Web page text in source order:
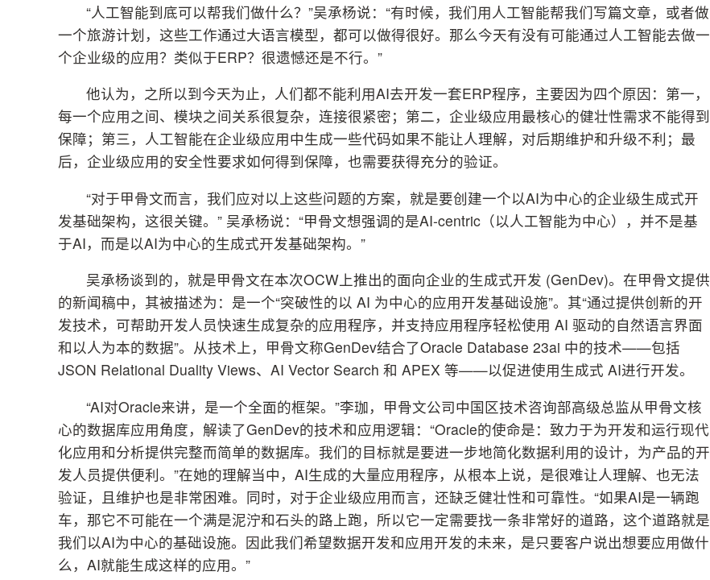
“人工智能到底可以帮我们做什么？”吴承杨说：“有时候，我们用人工智能帮我们写篇文章，或者做
一个旅游计划，这些工作通过大语言模型，都可以做得很好。那么今天有没有可能通过人工智能去做一
个企业级的应用？类似于ERP？很遗憾还是不行。”
他认为，之所以到今天为止，人们都不能利用AI去开发一套ERP程序，主要因为四个原因：第一，
每一个应用之间、模块之间关系很复杂，连接很紧密；第二，企业级应用最核心的健壮性需求不能得到
保障；第三，人工智能在企业级应用中生成一些代码如果不能让人理解，对后期维护和升级不利；最
后，企业级应用的安全性要求如何得到保障，也需要获得充分的验证。
“对于甲骨文而言，我们应对以上这些问题的方案，就是要创建一个以AI为中心的企业级生成式开
发基础架构，这很关键。” 吴承杨说：“甲骨文想强调的是AI-centric（以人工智能为中心），并不是基
于AI，而是以AI为中心的生成式开发基础架构。”
吴承杨谈到的，就是甲骨文在本次OCW上推出的面向企业的生成式开发 (GenDev)。在甲骨文提供
的新闻稿中，其被描述为：是一个“突破性的以 AI 为中心的应用开发基础设施”。其“通过提供创新的开
发技术，可帮助开发人员快速生成复杂的应用程序，并支持应用程序轻松使用 AI 驱动的自然语言界面
和以人为本的数据”。从技术上，甲骨文称GenDev结合了Oracle Database 23ai 中的技术——包括
JSON Relational Duality Views、AI Vector Search 和 APEX 等——以促进使用生成式 AI进行开发。
“AI对Oracle来讲，是一个全面的框架。”李珈，甲骨文公司中国区技术咨询部高级总监从甲骨文核
心的数据库应用角度，解读了GenDev的技术和应用逻辑：“Oracle的使命是：致力于为开发和运行现代
化应用和分析提供完整而简单的数据库。我们的目标就是要进一步地简化数据利用的设计，为产品的开
发人员提供便利。”在她的理解当中，AI生成的大量应用程序，从根本上说，是很难让人理解、也无法
验证，且维护也是非常困难。同时，对于企业级应用而言，还缺乏健壮性和可靠性。“如果AI是一辆跑
车，那它不可能在一个满是泥泞和石头的路上跑，所以它一定需要找一条非常好的道路，这个道路就是
我们以AI为中心的基础设施。因此我们希望数据开发和应用开发的未来，是只要客户说出想要应用做什
么，AI就能生成这样的应用。”